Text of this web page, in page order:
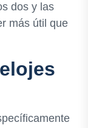
dos y las
más útil que